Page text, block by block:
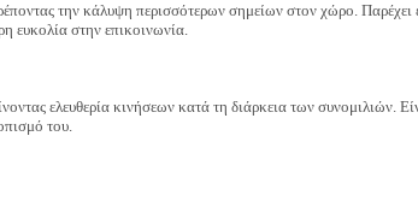
την κάλυψη περισσότερων σημείων στον χώρο. Παρέχει
ευκολία στην επικοινωνία.
ελευθερία κινήσεων κατά τη διάρκεια των συνομιλιών.
του.